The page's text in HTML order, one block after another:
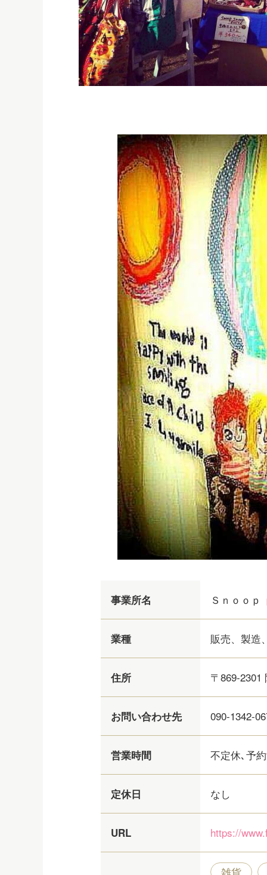
事業所名 Ｓｎｏｏｐ
業種 販売、製造
住所 〒869-2301
お問い合わせ先 090-1342-
営業時間 不定休､予
定休日 なし
URL https://
雑貨